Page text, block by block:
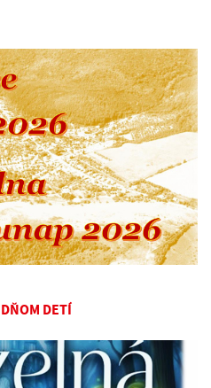
DETÍ